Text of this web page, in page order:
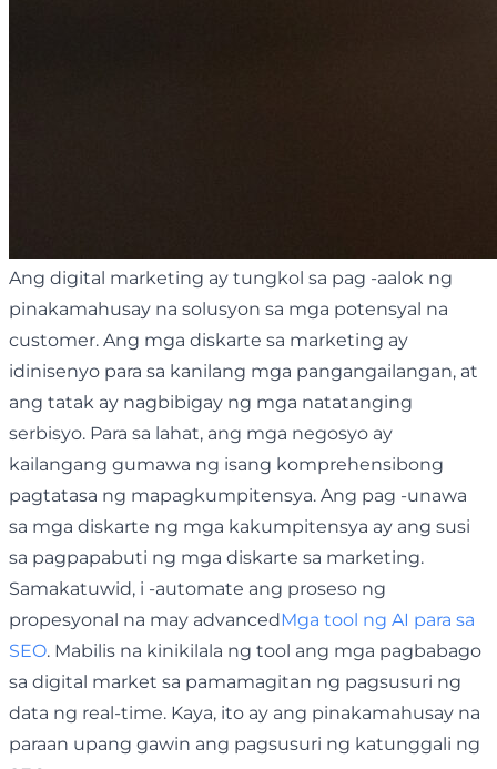
Ang digital marketing ay tungkol sa pag -aalok ng
pinakamahusay na solusyon sa mga potensyal na
customer. Ang mga diskarte sa marketing ay
idinisenyo para sa kanilang mga pangangailangan, at
ang tatak ay nagbibigay ng mga natatanging
serbisyo. Para sa lahat, ang mga negosyo ay
kailangang gumawa ng isang komprehensibong
pagtatasa ng mapagkumpitensya. Ang pag -unawa
sa mga diskarte ng mga kakumpitensya ay ang susi
sa pagpapabuti ng mga diskarte sa marketing.
Samakatuwid, i -automate ang proseso ng
propesyonal na may advancedMga tool ng AI para sa
SEO. Mabilis na kinikilala ng tool ang mga pagbabago
sa digital market sa pamamagitan ng pagsusuri ng
data ng real-time. Kaya, ito ay ang pinakamahusay na
paraan upang gawin ang pagsusuri ng katunggali ng